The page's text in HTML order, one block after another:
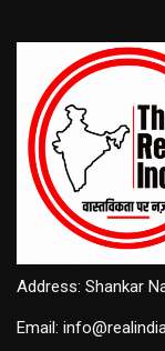
Address: Shankar
Email: